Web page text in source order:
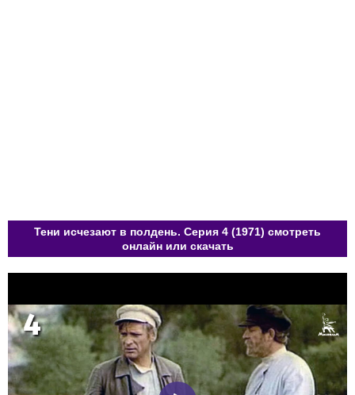
Тени исчезают в полдень. Серия 4 (1971) смотреть
онлайн или скачать